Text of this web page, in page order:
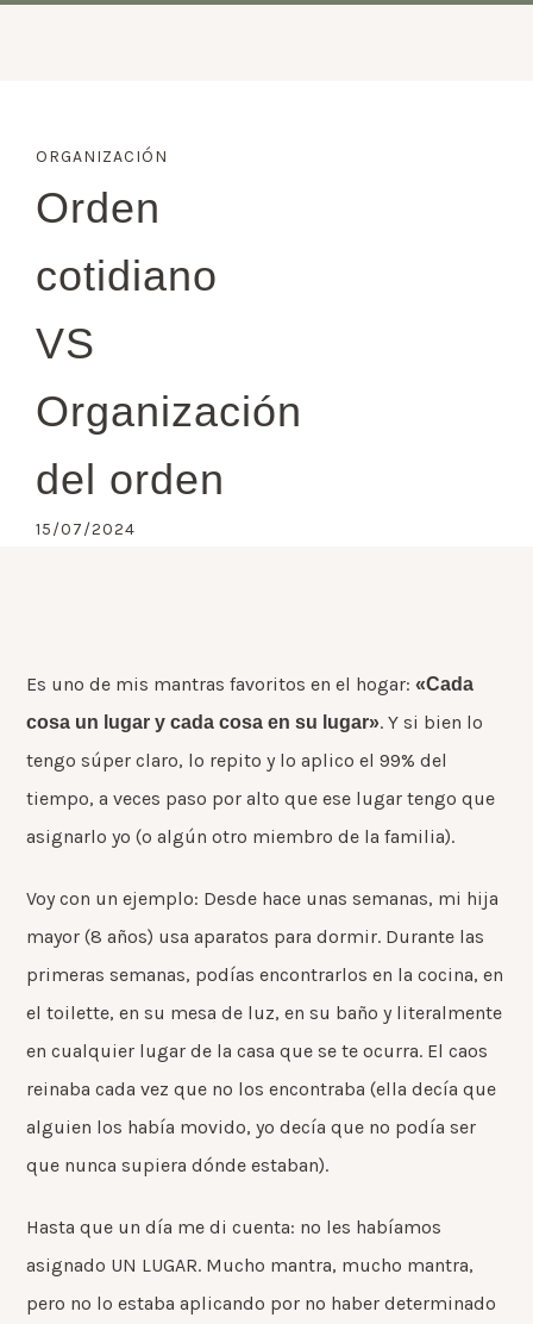
ORGANIZACIÓN
Orden
cotidiano
VS
Organización
del orden
15/07/2024
Es uno de mis mantras favoritos en el hogar:«Cada
cosa un lugar y cada cosa en su lugar». Y si bien lo
tengo súper claro, lo repito y lo aplico el 99% del
tiempo, a veces paso por alto que ese lugar tengo que
asignarlo yo (o algún otro miembro de la familia).
Voy con un ejemplo: Desde hace unas semanas, mi hija
mayor (8 años) usa aparatos para dormir. Durante las
primeras semanas, podías encontrarlos en la cocina, en
el toilette, en su mesa de luz, en su baño y literalmente
en cualquier lugar de la casa que se te ocurra. El caos
reinaba cada vez que no los encontraba (ella decía que
alguien los había movido, yo decía que no podía ser
que nunca supiera dónde estaban).
Hasta que un día me di cuenta: no les habíamos
asignado UN LUGAR. Mucho mantra, mucho mantra,
pero no lo estaba aplicando por no haber determinado